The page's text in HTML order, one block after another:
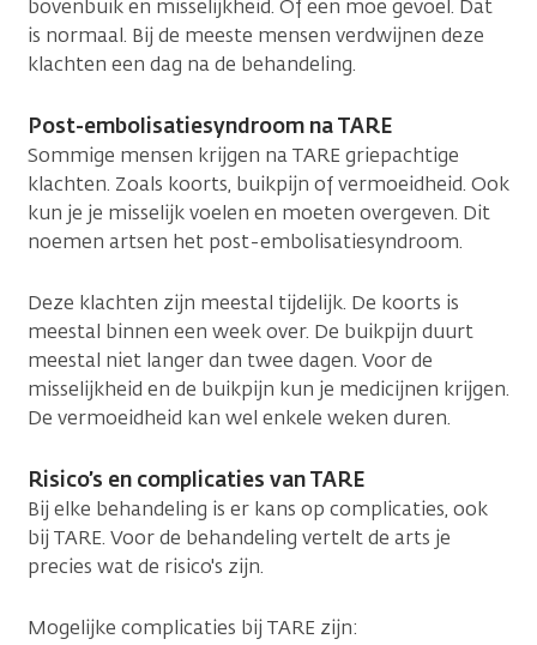
bovenbuik en misselijkheid. Of een moe gevoel. Dat
is normaal. Bij de meeste mensen verdwijnen deze
klachten een dag na de behandeling.
Post-embolisatiesyndroom na TARE
Sommige mensen krijgen na TARE griepachtige
klachten. Zoals koorts, buikpijn of vermoeidheid. Ook
kun je je misselijk voelen en moeten overgeven. Dit
noemen artsen het post-embolisatiesyndroom.
Deze klachten zijn meestal tijdelijk. De koorts is
meestal binnen een week over. De buikpijn duurt
meestal niet langer dan twee dagen. Voor de
misselijkheid en de buikpijn kun je medicijnen krijgen.
De vermoeidheid kan wel enkele weken duren.
Risico’s en complicaties van TARE
Bij elke behandeling is er kans op complicaties, ook
bij TARE. Voor de behandeling vertelt de arts je
precies wat de risico's zijn.
Mogelijke complicaties bij TARE zijn: